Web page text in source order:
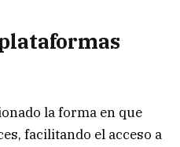
la forma en que
facilitando el acceso a